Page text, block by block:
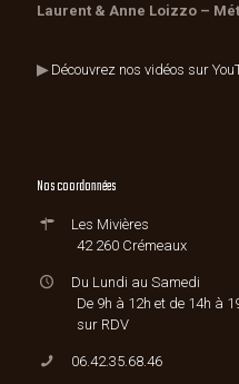
Laurent & Anne Loizzo –
▶ Découvrez nos vidéos sur
Nos coordonnées
Les Mivières
42 260 Crémeaux
Du Lundi au Samedi
De 9h à 12h et de 14h à
sur RDV
06.42.35.68.46